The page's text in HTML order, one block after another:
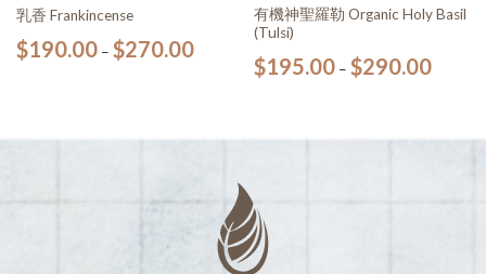
乳香 Frankincense
$190.00– $270.00
有機神聖羅勒 Organic Holy Basil
(Tulsi)
$195.00– $290.00